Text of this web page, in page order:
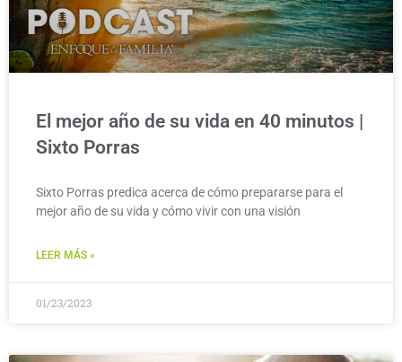
El mejor año de su vida en 40 minutos |
Sixto Porras
Sixto Porras predica acerca de cómo prepararse para el
mejor año de su vida y cómo vivir con una visión
LEER MÁS »
01/23/2023